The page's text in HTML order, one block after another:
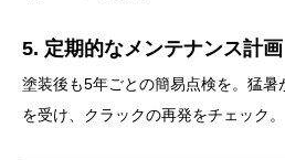
5. 定期的なメンテナンス計画
塗装後も5年ごとの簡易点検を。猛
を受け、クラックの再発をチェック。